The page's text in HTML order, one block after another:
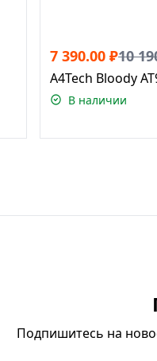
7 390.00 ₽10
A4Tech Bloody
В наличии
Подпишитесь на